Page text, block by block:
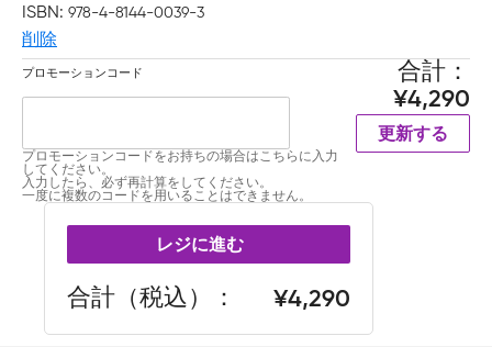
ISBN 978-4-8144-0039-3
削除
プロモーションコード
プロモーションコードをお持ちの場合はこちらに入力
してください。
入力したら、必ず再計算をしてください。
一度に複数のコードを用いることはできません。
合計
4,290
更新する
レジに進む
合計（税込） 4,290